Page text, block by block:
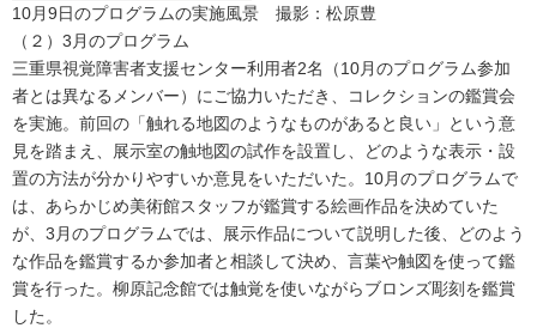
10月9日のプログラムの実施風景 撮影：松原豊
（２）3月のプログラム
三重県視覚障害者支援センター利用者2名（10月のプログラム参加
者とは異なるメンバー）にご協力いただき、コレクションの鑑賞会
を実施。前回の「触れる地図のようなものがあると良い」という意
見を踏まえ、展示室の触地図の試作を設置し、どのような表示・設
置の方法が分かりやすいか意見をいただいた。10月のプログラムで
は、あらかじめ美術館スタッフが鑑賞する絵画作品を決めていた
が、3月のプログラムでは、展示作品について説明した後、どのよう
な作品を鑑賞するか参加者と相談して決め、言葉や触図を使って鑑
賞を行った。柳原記念館では触覚を使いながらブロンズ彫刻を鑑賞
した。